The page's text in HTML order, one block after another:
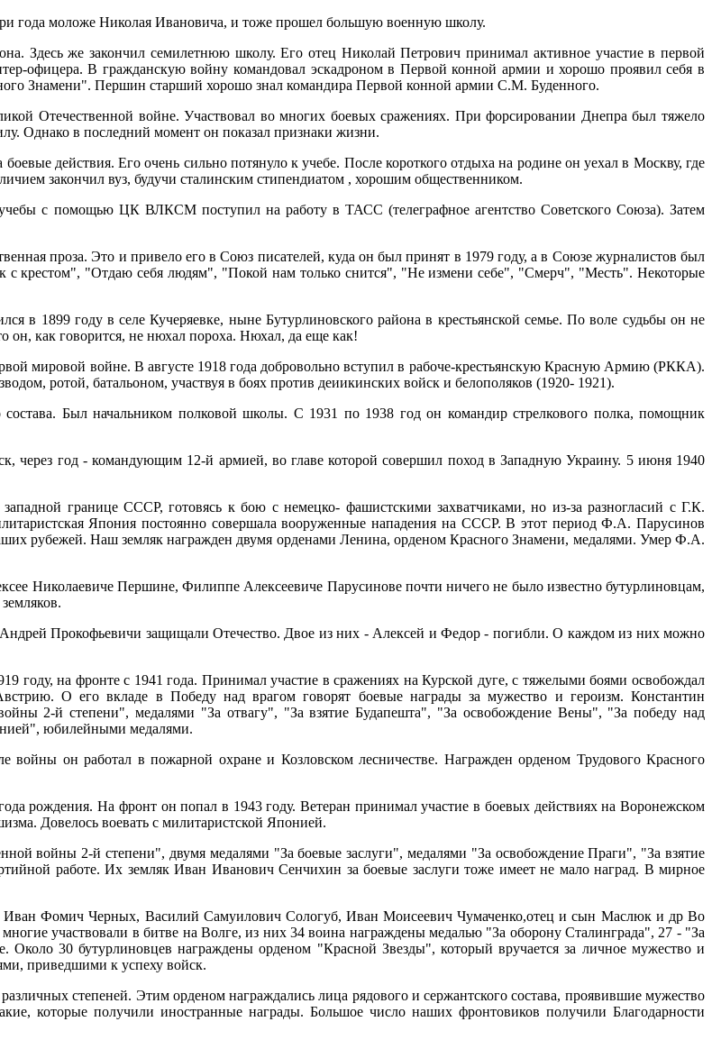
года моложе Николая Ивановича, и тоже прошел большую военную школу.
Здесь же закончил семилетнюю школу. Его отец Николай Петрович принимал активное участие в первой
офицера. В гражданскую войну командовал эскадроном в Первой конной армии и хорошо проявил себя в
Знамени". Першин старший хорошо знал командира Первой конной армии С.М. Буденного.
Отечественной войне. Участвовал во многих боевых сражениях. При форсировании Днепра был тяжело
Однако в последний момент он показал признаки жизни.
действия. Его очень сильно потянуло к учебе. После короткого отдыха на родине он уехал в Москву, где
закончил вуз, будучи сталинским стипендиатом , хорошим общественником.
учебы с помощью ЦК ВЛКСМ поступил на работу в ТАСС (телеграфное агентство Советского Союза). Затем
проза. Это и привело его в Союз писателей, куда он был принят в 1979 году, а в Союзе журналистов был
с крестом", "Отдаю себя людям", "Покой нам только снится", "Не измени себе", "Смерч", "Месть". Некоторые
в 1899 году в селе Кучеряевке, ныне Бутурлиновского района в крестьянской семье. По воле судьбы он не
он, как говорится, не нюхал пороха. Нюхал, да еще как!
мировой войне. В августе 1918 года добровольно вступил в рабоче-крестьянскую Красную Армию (РККА).
ротой, батальоном, участвуя в боях против деиикинских войск и белополяков (1920- 1921).
Был начальником полковой школы. С 1931 по 1938 год он командир стрелкового полка, помощник
через год - командующим 12-й армией, во главе которой совершил поход в Западную Украину. 5 июня 1940
границе СССР, готовясь к бою с немецко- фашистскими захватчиками, но из-за разногласий с Г.К.
Япония постоянно совершала вооруженные нападения на СССР. В этот период Ф.А. Парусинов
рубежей. Наш земляк награжден двумя орденами Ленина, орденом Красного Знамени, медалями. Умер Ф.А.
Николаевиче Першине, Филиппе Алексеевиче Парусинове почти ничего не было известно бутурлиновцам,
Прокофьевичи защищали Отечество. Двое из них - Алексей и Федор - погибли. О каждом из них можно
году, на фронте с 1941 года. Принимал участие в сражениях на Курской дуге, с тяжелыми боями освобождал
О его вкладе в Победу над врагом говорят боевые награды за мужество и героизм. Константин
2-й степени", медалями "За отвагу", "За взятие Будапешта", "За освобождение Вены", "За победу над
юбилейными медалями.
он работал в пожарной охране и Козловском лесничестве. Награжден орденом Трудового Красного
рождения. На фронт он попал в 1943 году. Ветеран принимал участие в боевых действиях на Воронежском
Довелось воевать с милитаристской Японией.
войны 2-й степени", двумя медалями "За боевые заслуги", медалями "За освобождение Праги", "За взятие
работе. Их земляк Иван Иванович Сенчихин за боевые заслуги тоже имеет не мало на­град. В мирное
Фомич Черных, Василий Самуилович Сологуб, Иван Моисеевич Чумаченко,отец и сын Маслюк и др Во
участвовали в битве на Волге, из них 34 воина награждены медалью "За оборону Сталинграда", 27 - "За
Около 30 бутурлиновцев награждены орденом "Красной Звезды", который вручается за личное мужество и
приведшими к успеху войск.
степеней. Этим орденом награждались лица рядового и сержантского состава, проявившие мужество
которые получили иностранные награды. Большое число наших фронтовиков получили Благодарности